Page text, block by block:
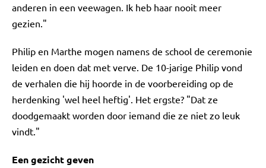
anderen in een veewagen. Ik heb haar nooit meer
gezien."
Philip en Marthe mogen namens de school de ceremonie
leiden en doen dat met verve. De 10-jarige Philip vond
de verhalen die hij hoorde in de voorbereiding op de
herdenking 'wel heel heftig'. Het ergste? "Dat ze
doodgemaakt worden door iemand die ze niet zo leuk
vindt."
Een gezicht geven